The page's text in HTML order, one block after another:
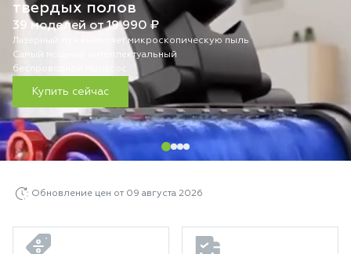
твердых полов
39 моделей от 19 990 ₽
Лазерный луч выявляет микроскопическую пыль
Самый мощный интеллектуальный
беспроводной пылесос.
Купить сейчас
Обновление цен от 09 августа 2026